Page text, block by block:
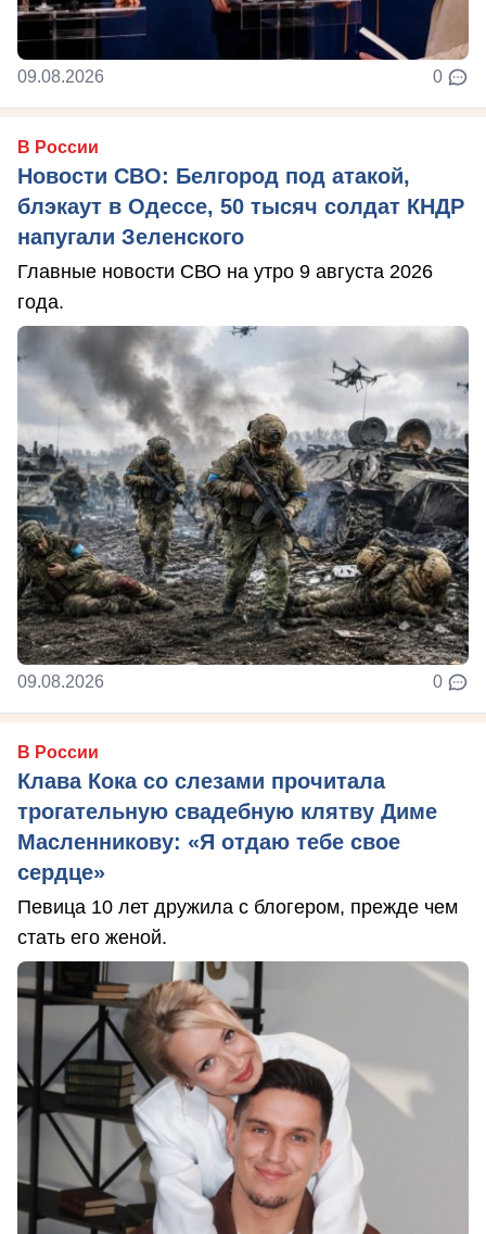
09.08.2026 0
В России
Новости СВО: Белгород под атакой,
блэкаут в Одессе, 50 тысяч солдат КНДР
напугали Зеленского
Главные новости СВО на утро 9 августа 2026
года.
09.08.2026 0
В России
Клава Кока со слезами прочитала
трогательную свадебную клятву Диме
Масленникову: «Я отдаю тебе свое
сердце»
Певица 10 лет дружила с блогером, прежде чем
стать его женой.